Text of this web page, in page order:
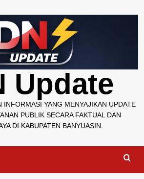
Update
INFORMASI YANG MENYAJIKAN UPDATE
PUBLIK SECARA FAKTUAL DAN
DI KABUPATEN BANYUASIN.